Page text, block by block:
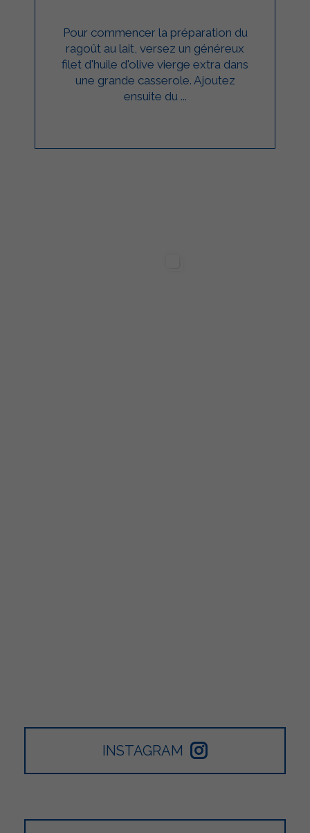
Pour commencer la préparation du
ragoût au lait, versez un généreux
filet d'huile d'olive vierge extra dans
une grande casserole. Ajoutez
ensuite du ...
INSTAGRAM